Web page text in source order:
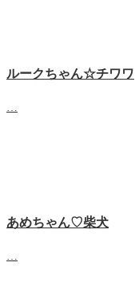
ルークちゃん☆チワワ
あめちゃん♡‬柴犬